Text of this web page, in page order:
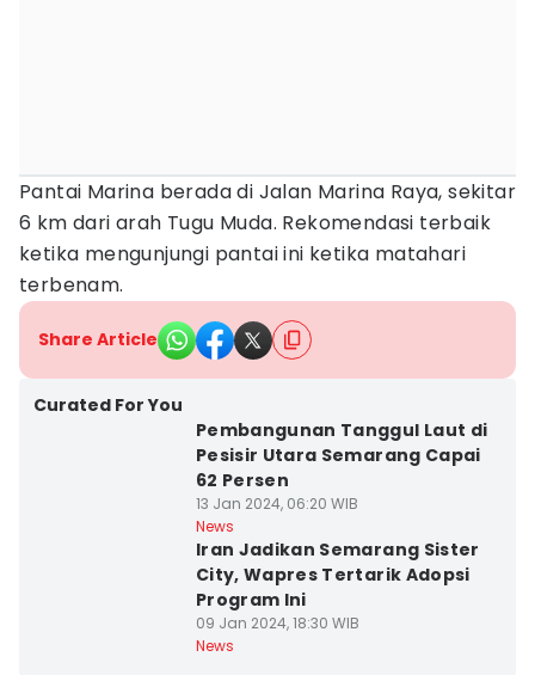
Pantai Marina berada di Jalan Marina Raya, sekitar
6 km dari arah Tugu Muda. Rekomendasi terbaik
ketika mengunjungi pantai ini ketika matahari
terbenam.
Share Article
Curated For You
Pembangunan Tanggul Laut di
Pesisir Utara Semarang Capai
62 Persen
13 Jan 2024, 06:20 WIB
News
Iran Jadikan Semarang Sister
City, Wapres Tertarik Adopsi
Program Ini
09 Jan 2024, 18:30 WIB
News